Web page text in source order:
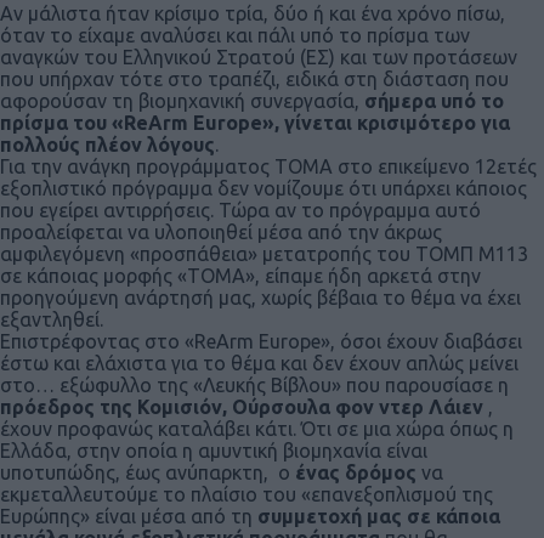
Αν μάλιστα ήταν κρίσιμο τρία, δύο ή και ένα χρόνο πίσω,
όταν το είχαμε αναλύσει και πάλι υπό το πρίσμα των
αναγκών του Ελληνικού Στρατού (ΕΣ) και των προτάσεων
που υπήρχαν τότε στο τραπέζι, ειδικά στη διάσταση που
αφορούσαν τη βιομηχανική συνεργασία, σήμερα υπό το
πρίσμα του «ReArm Europe», γίνεται κρισιμότερο για
πολλούς πλέον λόγους.
Για την ανάγκη προγράμματος ΤΟΜΑ στο επικείμενο 12ετές
εξοπλιστικό πρόγραμμα δεν νομίζουμε ότι υπάρχει κάποιος
που εγείρει αντιρρήσεις. Τώρα αν το πρόγραμμα αυτό
προαλείφεται να υλοποιηθεί μέσα από την άκρως
αμφιλεγόμενη «προσπάθεια» μετατροπής του ΤΟΜΠ Μ113
σε κάποιας μορφής «TOMA», είπαμε ήδη αρκετά στην
προηγούμενη ανάρτησή μας, χωρίς βέβαια το θέμα να έχει
εξαντληθεί.
Επιστρέφοντας στο «ReArm Europe», όσοι έχουν διαβάσει
έστω και ελάχιστα για το θέμα και δεν έχουν απλώς μείνει
στο… εξώφυλλο της «Λευκής Βίβλου» που παρουσίασε η
πρόεδρος της Κομισιόν, Ούρσουλα φον ντερ Λάιεν ,
έχουν προφανώς καταλάβει κάτι. Ότι σε μια χώρα όπως η
Ελλάδα, στην οποία η αμυντική βιομηχανία είναι
υποτυπώδης, έως ανύπαρκτη, ο ένας δρόμος να
εκμεταλλευτούμε το πλαίσιο του «επανεξοπλισμού της
Ευρώπης» είναι μέσα από τη συμμετοχή μας σε κάποια